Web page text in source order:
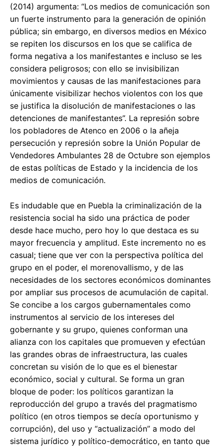
(2014) argumenta: “Los medios de comunicación son
un fuerte instrumento para la generación de opinión
pública; sin embargo, en diversos medios en México
se repiten los discursos en los que se califica de
forma negativa a los manifestantes e incluso se les
considera peligrosos; con ello se invisibilizan
movimientos y causas de las manifestaciones para
únicamente visibilizar hechos violentos con los que
se justifica la disolución de manifestaciones o las
detenciones de manifestantes”. La represión sobre
los pobladores de Atenco en 2006 o la añeja
persecución y represión sobre la Unión Popular de
Vendedores Ambulantes 28 de Octubre son ejemplos
de estas políticas de Estado y la incidencia de los
medios de comunicación.
Es indudable que en Puebla la criminalización de la
resistencia social ha sido una práctica de poder
desde hace mucho, pero hoy lo que destaca es su
mayor frecuencia y amplitud. Este incremento no es
casual; tiene que ver con la perspectiva política del
grupo en el poder, el morenovallismo, y de las
necesidades de los sectores económicos dominantes
por ampliar sus procesos de acumulación de capital.
Se concibe a los cargos gubernamentales como
instrumentos al servicio de los intereses del
gobernante y su grupo, quienes conforman una
alianza con los capitales que promueven y efectúan
las grandes obras de infraestructura, las cuales
concretan su visión de lo que es el bienestar
económico, social y cultural. Se forma un gran
bloque de poder: los políticos garantizan la
reproducción del grupo a través del pragmatismo
político (en otros tiempos se decía oportunismo y
corrupción), del uso y “actualización” a modo del
sistema jurídico y político-democrático, en tanto que